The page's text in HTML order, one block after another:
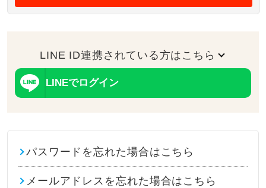
LINE ID連携されている方はこちら
LINEでログイン
パスワードを忘れた場合はこちら
メールアドレスを忘れた場合はこちら